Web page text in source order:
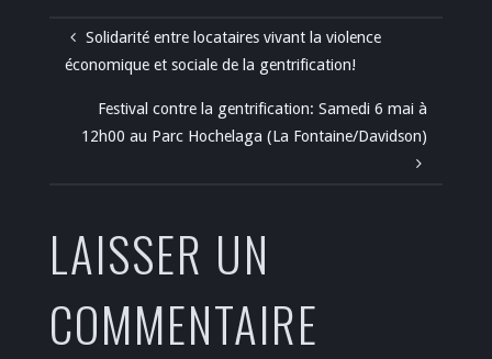
Solidarité entre locataires vivant la violence
économique et sociale de la gentrification!
Festival contre la gentrification: Samedi 6 mai à
12h00 au Parc Hochelaga (La Fontaine/Davidson)
LAISSER UN
COMMENTAIRE